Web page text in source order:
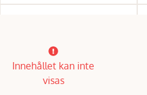
Innehållet kan inte
visas